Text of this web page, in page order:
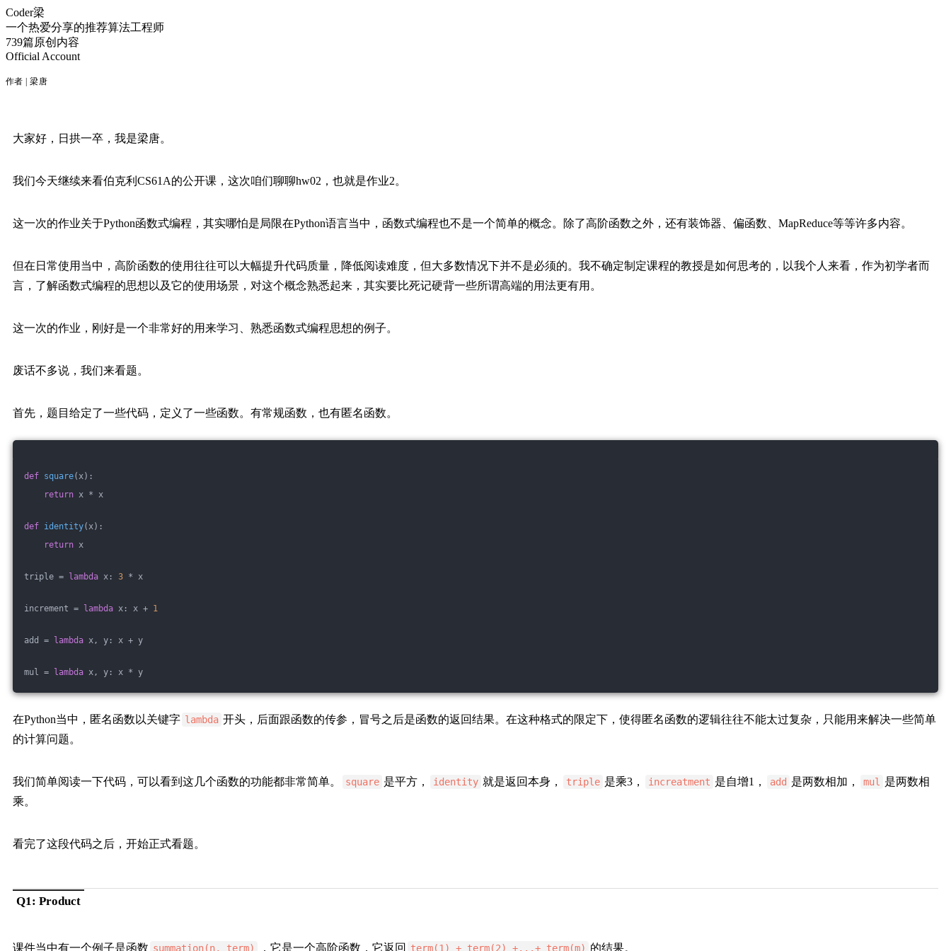
Coder梁
一个热爱分享的推荐算法工程师
739篇原创内容
Official Account
作者 | 梁唐
大家好，日拱一卒，我是梁唐。
我们今天继续来看伯克利CS61A的公开课，这次咱们聊聊hw02，也就是作业2。
这一次的作业关于Python函数式编程，其实哪怕是局限在Python语言当中，函数式编程也不是一个简单的概念。除了高阶函数之外，还有装饰器、偏函数、MapReduce等等许多内容。
但在日常使用当中，高阶函数的使用往往可以大幅提升代码质量，降低阅读难度，但大多数情况下并不是必须的。我不确定制定课程的教授是如何思考的，以我个人来看，作为初学者而
言，了解函数式编程的思想以及它的使用场景，对这个概念熟悉起来，其实要比死记硬背一些所谓高端的用法更有用。
这一次的作业，刚好是一个非常好的用来学习、熟悉函数式编程思想的例子。
废话不多说，我们来看题。
首先，题目给定了一些代码，定义了一些函数。有常规函数，也有匿名函数。
def square(x) :
return x * x
def identity(x) :
return x
triple = lambda x: 3 * x
increment = lambda x: x + 1
add = lambda x, y: x + y
mul = lambda x, y: x * y
在Python当中，匿名函数以关键字 lambda 开头，后面跟函数的传参，冒号之后是函数的返回结果。在这种格式的限定下，使得匿名函数的逻辑往往不能太过复杂，只能用来解决一些简单
的计算问题。
我们简单阅读一下代码，可以看到这几个函数的功能都非常简单。 square 是平方， identity 就是返回本身， triple 是乘3， increatment 是自增1， add 是两数相加， mul 是两数相
乘。
看完了这段代码之后，开始正式看题。
Q1: Product
课件当中有一个例子是函数 summation(n, term) ，它是一个高阶函数，它返回 term(1) + term(2) +...+ term(m) 的结果。